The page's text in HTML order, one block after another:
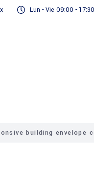
Lun - Vie 09:00 -
building